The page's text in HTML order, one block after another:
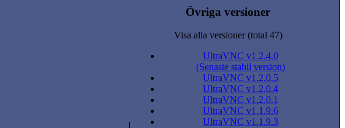
Övriga versioner
Visa alla versioner (total 47)
UltraVNC v1.2.4.0
(Senaste stabil version)
UltraVNC v1.2.0.5
UltraVNC v1.2.0.4
UltraVNC v1.2.0.1
UltraVNC v1.1.9.6
UltraVNC v1.1.9.3